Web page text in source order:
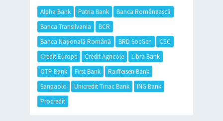
Alpha Bank Patria Bank
Banca Românească
Banca Transilvania
BCR
Banca Națională Română
BRD SocGen
CEC
Credit Europe
Crédit Agricole
Libra Bank
OTP Bank
First Bank
Raiffeisen Bank
Sanpaolo
Unicredit Tiriac Bank
ING Bank
Procredit